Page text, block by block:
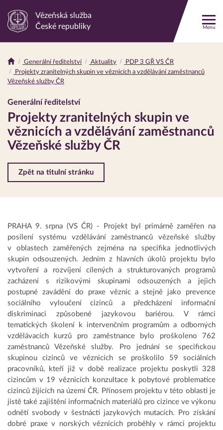
Odkaz
stránku
Vězeňská služba
České republiky
Menu
Drobečková
navigace
Generální ředitelství Aktuality
PDP 3 GŘ VS ČR
Projekty zranitelných skupin ve věznicích a vzdělávání zaměstnanců
Vězeňské služby ČR
Generální ředitelství
Projekty zranitelných skupin ve
věznicích a vzdělávání zaměstnanců
Vězeňské služby ČR
Zpět na titulní stránku
PRAHA 9. srpna (VS ČR) - Projekt byl primárně zaměřen na
posílení systému vzdělávání zaměstnanců vězeňské služby
v oblastech zaměřených zejména na specifika jednotlivých
skupin odsouzených. Jedním z hlavních úkolů projektu bylo
vytvoření a rozvíjení cílených a strukturovaných programů
zacházení s rizikovými skupinami odsouzených a jejich
postupné zavádění do praxe věznic a stejně jako prevence
sociálního vyloučení cizinců a předcházení informační
diskriminaci způsobené jazykovou bariérou. V rámci
tematických školení k intervenčním programům a odborných
vzdělávacích kurzů pro zaměstnance bylo proškoleno 762
zaměstnanců Vězeňské služby. Pro jednání se specifickou
skupinou cizinců ve věznicích se proškolilo 59 sociálních
pracovníků, kteří již v době realizace projektu poskytli 328
cizincům v 19 věznicích konzultace k pobytové problematice
cizinců žijících na území ČR. Přínosem projektu v této oblasti je
jistě také zajištění informačních materiálů pro cizince ve výkonu
odnětí svobody v šestnácti jazykových mutacích. Pro získání
dobré praxe v norských věznicích proběhly v rámci projektu